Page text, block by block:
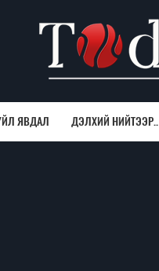
ЯВДАЛ ДЭЛХИЙ НИЙТЭЭР..